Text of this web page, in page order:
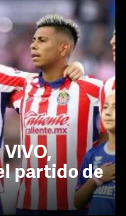
partido de